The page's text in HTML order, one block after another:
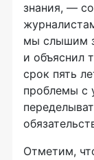
знания, —
мы слышим
и объяснил
срок пять
проблемы с
Отметим,